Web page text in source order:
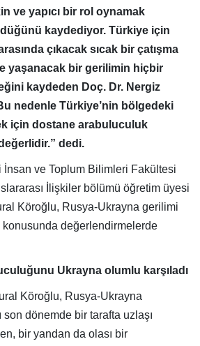
ve yapıcı bir rol oynamak
kaydediyor. Türkiye için
çıkacak sıcak bir çatışma
yaşanacak bir gerilimin hiçbir
kaydeden Doç. Dr. Nergiz
nedenle Türkiye’nin bölgedeki
için dostane arabuluculuk
dedi.
ve Toplum Bilimleri Fakültesi
İlişkiler bölümü öğretim üyesi
Köroğlu, Rusya-Ukrayna gerilimi
konusunda değerlendirmelerde
Ukrayna olumlu karşıladı
Köroğlu, Rusya-Ukrayna
son dönemde bir tarafta uzlaşı
bir yandan da olası bir